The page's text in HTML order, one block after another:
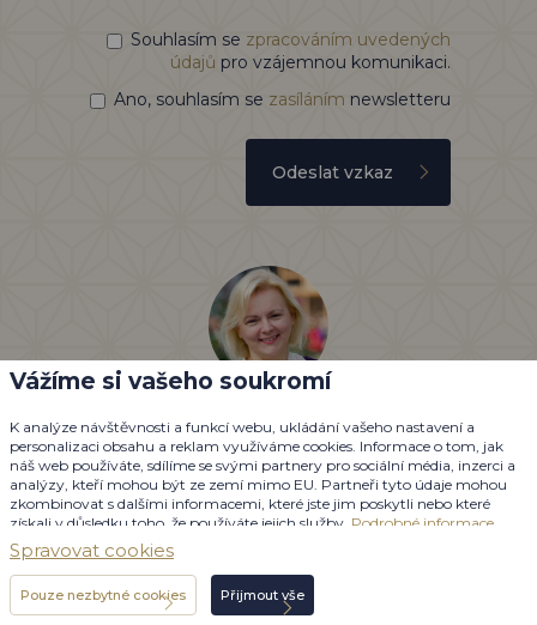
Souhlasím se zpracováním uvedených
údajů pro vzájemnou komunikaci.
Ano, souhlasím se zasíláním newsletteru
Odeslat vzkaz
Jsem tu pro vás.
Po-Pá: 10-18 hod.
+420 608 974 816
helena.hassan@palmyratour.cz
Individuální poptávka
Vážíme si vašeho soukromí
K analýze návštěvnosti a funkcí webu, ukládání vašeho nastavení a
personalizaci obsahu a reklam využíváme cookies. Informace o tom, jak
náš web používáte, sdílíme se svými partnery pro sociální média, inzerci a
analýzy, kteří mohou být ze zemí mimo EU. Partneři tyto údaje mohou
zkombinovat s dalšími informacemi, které jste jim poskytli nebo které
získali v důsledku toho, že používáte jejich služby. Podrobné informace
Spravovat cookies
Pouze nezbytné cookies Přijmout vše